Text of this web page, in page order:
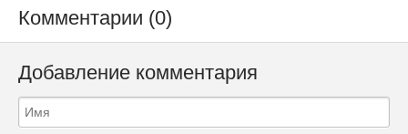
Комментарии (0)
Добавление комментария